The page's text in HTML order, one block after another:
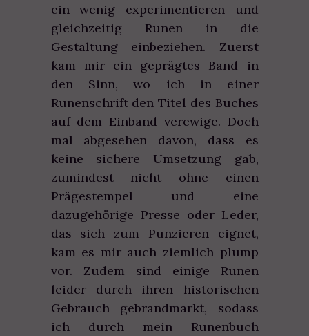
ein wenig experimentieren und
gleichzeitig Runen in die
Gestaltung einbeziehen. Zuerst
kam mir ein geprägtes Band in
den Sinn, wo ich in einer
Runenschrift den Titel des Buches
auf dem Einband verewige. Doch
mal abgesehen davon, dass es
keine sichere Umsetzung gab,
zumindest nicht ohne einen
Prägestempel und eine
dazugehörige Presse oder Leder,
das sich zum Punzieren eignet,
kam es mir auch ziemlich plump
vor. Zudem sind einige Runen
leider durch ihren historischen
Gebrauch gebrandmarkt, sodass
ich durch mein Runenbuch